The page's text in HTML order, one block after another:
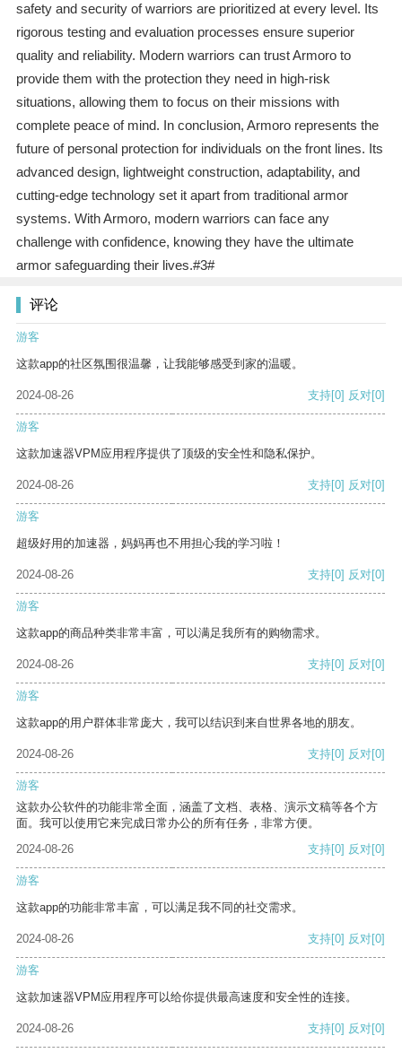
safety and security of warriors are prioritized at every level. Its
rigorous testing and evaluation processes ensure superior
quality and reliability. Modern warriors can trust Armoro to
provide them with the protection they need in high-risk
situations, allowing them to focus on their missions with
complete peace of mind. In conclusion, Armoro represents the
future of personal protection for individuals on the front lines. Its
advanced design, lightweight construction, adaptability, and
cutting-edge technology set it apart from traditional armor
systems. With Armoro, modern warriors can face any
challenge with confidence, knowing they have the ultimate
armor safeguarding their lives.#3#
评论
游客
这款app的社区氛围很温馨，让我能够感受到家的温暖。
2024-08-26 支持[0] 反对[0]
游客
这款加速器VPM应用程序提供了顶级的安全性和隐私保护。
2024-08-26 支持[0] 反对[0]
游客
超级好用的加速器，妈妈再也不用担心我的学习啦！
2024-08-26 支持[0] 反对[0]
游客
这款app的商品种类非常丰富，可以满足我所有的购物需求。
2024-08-26 支持[0] 反对[0]
游客
这款app的用户群体非常庞大，我可以结识到来自世界各地的朋友。
2024-08-26 支持[0] 反对[0]
游客
这款办公软件的功能非常全面，涵盖了文档、表格、演示文稿等各个方
面。我可以使用它来完成日常办公的所有任务，非常方便。
2024-08-26
支持[0] 反对[0]
游客
这款app的功能非常丰富，可以满足我不同的社交需求。
2024-08-26 支持[0] 反对[0]
游客
这款加速器VPM应用程序可以给你提供最高速度和安全性的连接。
2024-08-26 支持[0] 反对[0]